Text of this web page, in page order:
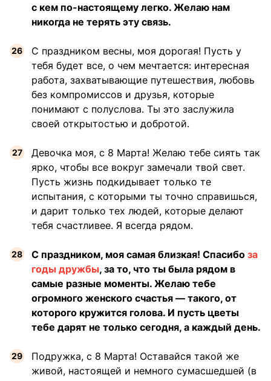
с кем по-настоящему легко. Желаю нам
никогда не терять эту связь.
С праздником весны, моя дорогая! Пусть у
тебя будет все, о чем мечтается: интересная
работа, захватывающие путешествия, любовь
без компромиссов и друзья, которые
понимают с полуслова. Ты это заслужила
своей открытостью и добротой.
Девочка моя, с 8 Марта! Желаю тебе сиять так
ярко, чтобы все вокруг замечали твой свет.
Пусть жизнь подкидывает только те
испытания, с которыми ты точно справишься,
и дарит только тех людей, которые делают
тебя счастливее. Я всегда рядом.
С праздником, моя самая близкая! Спасибо за
годы дружбы, за то, что ты была рядом в
самые разные моменты. Желаю тебе
огромного женского счастья — такого, от
которого кружится голова. И пусть цветы
тебе дарят не только сегодня, а каждый день.
Подружка, с 8 Марта! Оставайся такой же
живой, настоящей и немного сумасшедшей (в